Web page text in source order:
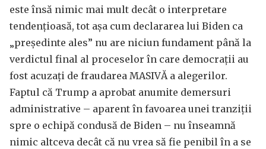
este însă nimic mai mult decât o interpretare
tendențioasă, tot așa cum declararea lui Biden ca
„președinte ales” nu are niciun fundament până la
verdictul final al proceselor în care democrații au
fost acuzați de fraudarea MASIVĂ a alegerilor.
Faptul că Trump a aprobat anumite demersuri
administrative – aparent în favoarea unei tranziții
spre o echipă condusă de Biden – nu înseamnă
nimic altceva decât că nu vrea să fie penibil în a se